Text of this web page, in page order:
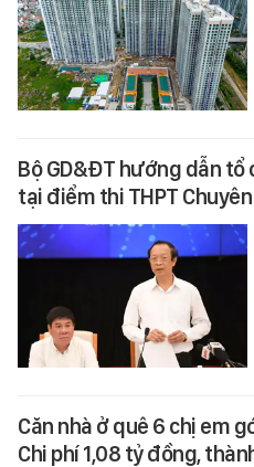
Bộ GD&ĐT hướng dẫn
tại điểm thi THPT
Căn nhà ở quê 6 chị em
Chi phí 1,08 tỷ đồng,